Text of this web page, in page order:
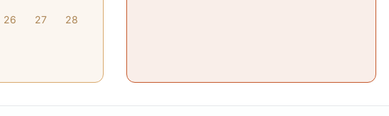
26 27 28